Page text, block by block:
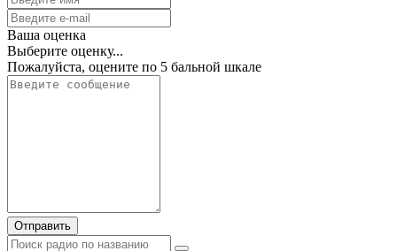
Ваша оценка
Выберите оценку...
Пожалуйста, оцените по 5 бальной шкале
Отправить